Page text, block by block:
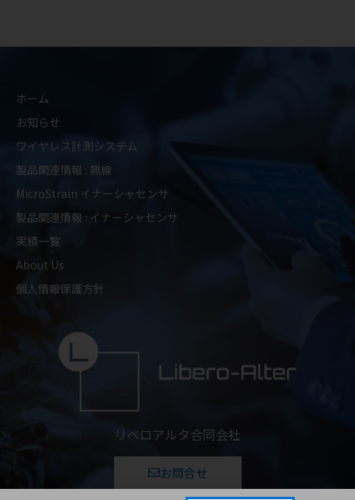
ホーム
お知らせ
ワイヤレス計測システム
製品関連情報 : 無線
MicroStrain イナーシャセンサ
製品関連情報 : イナーシャセンサ
実績一覧
About Us
個人情報保護方針
リベロアルタ合同会社
お問合せ